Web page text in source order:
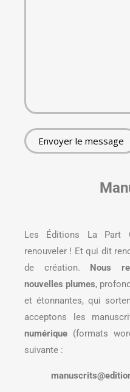
Les Éditions La Part
renouveler ! Et qui dit
de création. Nous
nouvelles plumes,
et étonnantes, qui
acceptons les
numérique (formats
suivante :